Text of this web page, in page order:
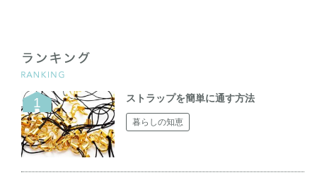
ストラップを簡単に通す方法
暮らしの知恵